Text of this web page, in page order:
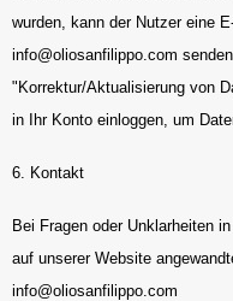
wurden, kann der Nutzer eine
info@oliosanfilippo.com
"Korrektur/Aktualisierung von
in Ihr Konto einloggen, um
6. Kontakt
Bei Fragen oder Unklarheiten
auf unserer Website
info@oliosanfilippo.com